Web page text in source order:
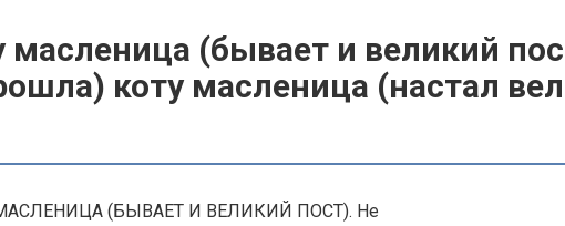
масленица (бывает и великий
коту масленица (настал
(БЫВАЕТ И ВЕЛИКИЙ ПОСТ). Не